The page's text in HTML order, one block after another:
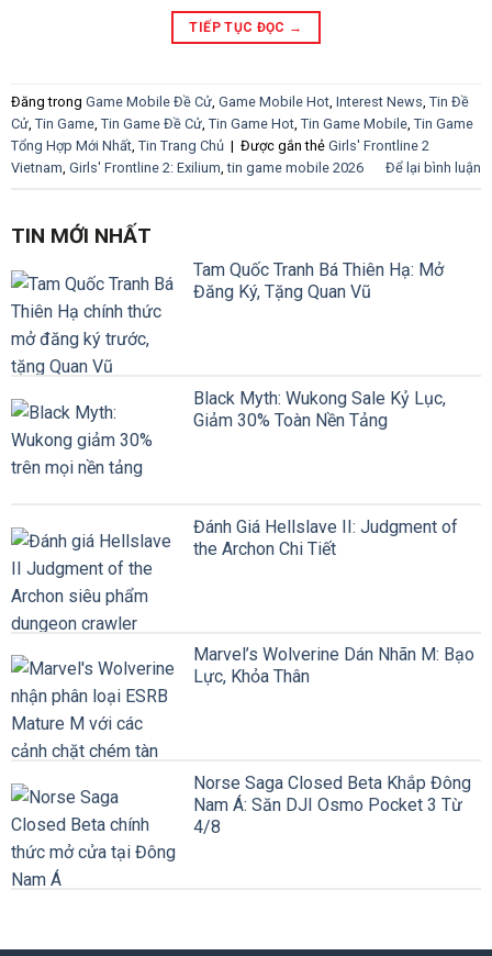
TIẾP TỤC ĐỌC →
Đăng trong Game Mobile Đề Cử, Game Mobile Hot, Interest News, Tin Đề
Cử, Tin Game, Tin Game Đề Cử, Tin Game Hot, Tin Game Mobile, Tin Game
Tổng Hợp Mới Nhất, Tin Trang Chủ | Được gắn thẻ Girls' Frontline 2
Vietnam, Girls' Frontline 2: Exilium,tin game mobile 2026 Để lại bình luận
TIN MỚI NHẤT
Tam Quốc Tranh Bá Thiên Hạ: Mở
Đăng Ký, Tặng Quan Vũ
Black Myth: Wukong Sale Kỷ Lục,
Giảm 30% Toàn Nền Tảng
Đánh Giá Hellslave II: Judgment of
the Archon Chi Tiết
Marvel’s Wolverine Dán Nhãn M: Bạo
Lực, Khỏa Thân
Norse Saga Closed Beta Khắp Đông
Nam Á: Săn DJI Osmo Pocket 3 Từ
4/8